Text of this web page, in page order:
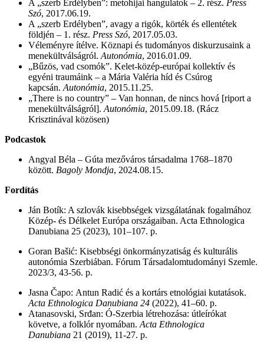
A „szerb Erdélyben”: metohijai hangulatok – 2. rész. Press
Szó, 2017.06.19.
A „szerb Erdélyben”, avagy a rigók, körték és ellentétek
földjén – 1. rész. Press Szó, 2017.05.03.
Véleményre ítélve. Köznapi és tudományos diskurzusaink a
menekültválságról. Autonómia, 2016.01.09.
„Bűzös, vad csomók”. Kelet-közép-európai kollektív és
egyéni traumáink – a Mária Valéria híd és Csúrog
kapcsán. Autonómia, 2015.11.25.
„There is no country” – Van honnan, de nincs hová [riport a
menekültválságról]. Autonómia, 2015.09.18. (Rácz
Krisztinával közösen)
Podcastok
Angyal Béla – Gúta mezőváros társadalma 1768–1870
között. Bagoly Mondja, 2024.08.15.
Fordítás
Ján Botík: A szlovák kisebbségek vizsgálatának fogalmához
Közép- és Délkelet Európa országaiban. Acta Ethnologica
Danubiana 25 (2023), 101–107. p.
Goran Bašić: Kisebbségi önkormányzatiság és kulturális
autonómia Szerbiában. Fórum Társadalomtudományi Szemle.
2023/3, 43-56. p.
Jasna Čapo: Antun Radić és a kortárs etnológiai kutatások.
Acta Ethnologica Danubiana 24 (2022), 41–60. p.
Atanasovski, Srđan: Ó-Szerbia létrehozása: útleírókat
követve, a folklór nyomában. Acta Ethnologica
Danubiana 21 (2019), 11-27. p.